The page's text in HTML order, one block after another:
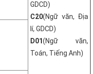
GDCD)
C20(Ngữ văn, Địa
lí, GDCD)
D01(Ngữ văn,
Toán, Tiếng Anh)